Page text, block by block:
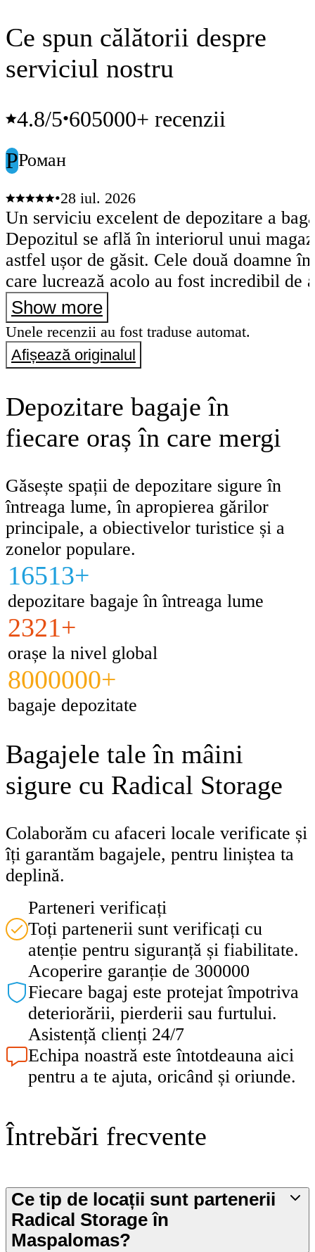
Ce spun călătorii despre
serviciul nostru
4.8/5•605000+ recenzii
РРоман
•28 iul. 2026
Un serviciu excelent de depozitare a
Depozitul se află în interiorul unui
astfel ușor de găsit. Cele două doamne
care lucrează acolo au fost incredibil de
primitoare și de ajutor. M-au tratat cu
căldură, iar interacțiunea cu ele a fost o
plăcere. Întregul proces s-a desfășurat
probleme și fără stres. Recomand cu
depozitare a bagajelor sigur și de
Show more
Unele recenzii au fost traduse automat.
Afișează originalul
Depozitare bagaje în
fiecare oraș în care mergi
Găsește spații de depozitare sigure în
întreaga lume, în apropierea gărilor
principale, a obiectivelor turistice și a
zonelor populare.
16513+
depozitare bagaje în întreaga lume
2321+
orașe la nivel global
8000000+
bagaje depozitate
Bagajele tale în mâini
sigure cu Radical Storage
Colaborăm cu afaceri locale verificate și
îți garantăm bagajele, pentru liniștea ta
deplină.
Parteneri verificați
Toți partenerii sunt verificați cu
atenție pentru siguranță și fiabilitate.
Acoperire garanție de 300000
Fiecare bagaj este protejat împotriva
deteriorării, pierderii sau furtului.
Asistență clienți 24/7
Echipa noastră este întotdeauna aici
pentru a te ajuta, oricând și oriunde.
Întrebări frecvente
Ce tip de locații sunt partenerii
Radical Storage în
Maspalomas?